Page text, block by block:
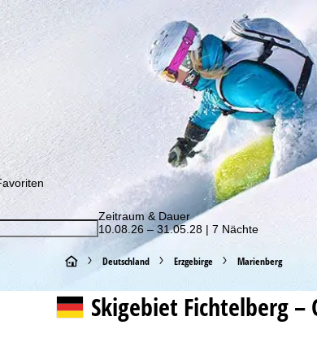
erfahren Sie als Erster von unseren Rabatt-Aktionen!
Zeitraum & Dauer
10.08.26 – 31.05.28 | 7 Nächte
S
t
Deutschland Erzgebirge Marienberg
SkigebietFichtelberg –